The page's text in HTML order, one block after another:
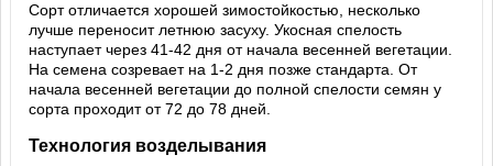
Сорт отличается хорошей зимостойкостью, несколько
лучше переносит летнюю засуху. Укосная спелость
наступает через 41-42 дня от начала весенней вегетации.
На семена созревает на 1-2 дня позже стандарта. От
начала весенней вегетации до полной спелости семян у
сорта проходит от 72 до 78 дней.
Технология возделывания